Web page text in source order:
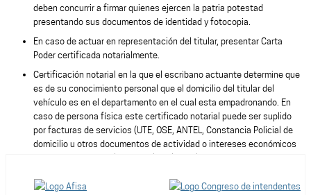
deben concurrir a firmar quienes ejercen la patria potestad
presentando sus documentos de identidad y fotocopia.
En caso de actuar en representación del titular, presentar Carta
Poder certificada notarialmente.
Certificación notarial en la que el escribano actuante determine que
es de su conocimiento personal que el domicilio del titular del
vehículo es en el departamento en el cual esta empadronando. En
caso de persona física este certificado notarial puede ser suplido
por facturas de servicios (UTE, OSE, ANTEL, Constancia Policial de
domicilio u otros documentos de actividad o intereses económicos
que expresen domicilio particular o laboral, expedido por organismos
Certificados DGI; Estado de cuenta de tarjetas de crèdito; facturas